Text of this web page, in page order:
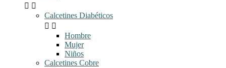
 
Calcetines Diabéticos
 
Hombre
Mujer
Niños
Calcetines Cobre